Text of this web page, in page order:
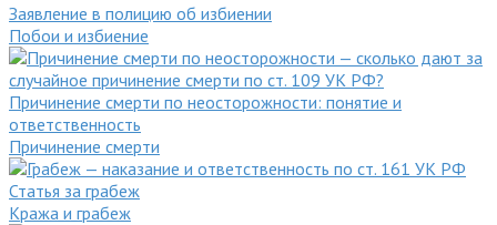
Заявление в полицию об избиении
Побои и избиение
Причинение смерти по неосторожности: понятие и
ответственность
Причинение смерти
Статья за грабеж
Кража и грабеж